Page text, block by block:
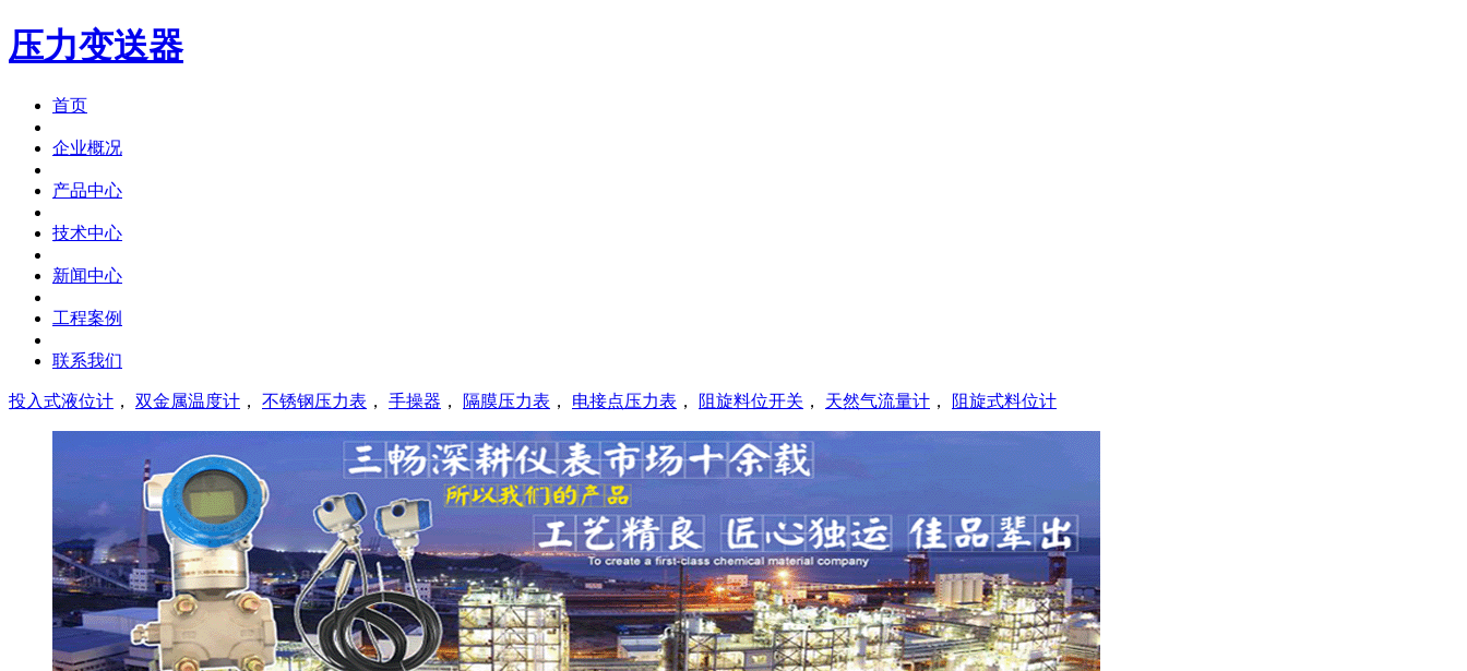
压力变送器
首页
企业概况
产品中心
技术中心
新闻中心
工程案例
联系我们
投入式液位计 ， 双金属温度计 ， 不锈钢压力表 ， 手操器 ， 隔膜压力表 ， 电接点压力表 ， 阻旋料位开关 ， 天然气流量计 ， 阻旋式料位计